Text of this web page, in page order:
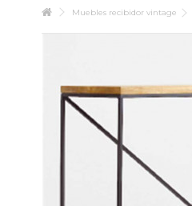
Muebles recibidor vintage